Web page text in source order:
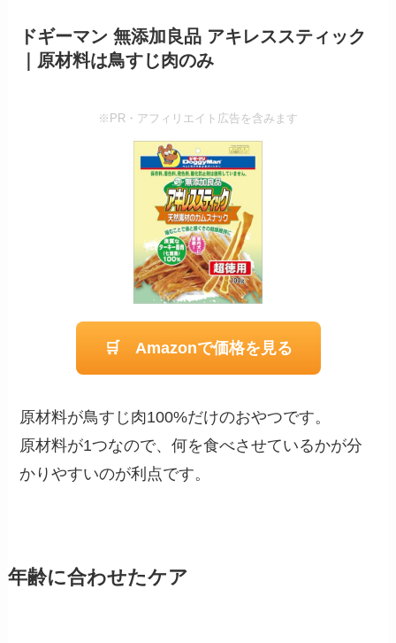
ドギーマン 無添加良品 アキレススティック
｜原材料は鳥すじ肉のみ
※PR・アフィリエイト広告を含みます
🛒 Amazonで価格を見る
原材料が鳥すじ肉100%だけのおやつです。
原材料が1つなので、何を食べさせているかが分
かりやすいのが利点です。
年齢に合わせたケア